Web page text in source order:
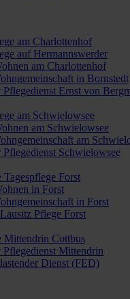
am Charlottenhof
auf Hermannswerder
am Charlottenhof
in Bornstedt
Pflegedienst Ernst von
am Schwielowsee
am Schwielowsee
am
Pflegedienst Schwielowsee
Tagespflege Forst
in Forst
in Forst
Pflege Forst
Mittendrin Cottbus
Pflegedienst Mittendrin
Dienst (FED)